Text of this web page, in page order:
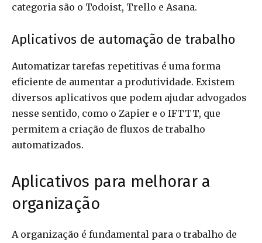
categoria são o Todoist, Trello e Asana.
Aplicativos de automação de trabalho
Automatizar tarefas repetitivas é uma forma
eficiente de aumentar a produtividade. Existem
diversos aplicativos que podem ajudar advogados
nesse sentido, como o Zapier e o IFTTT, que
permitem a criação de fluxos de trabalho
automatizados.
Aplicativos para melhorar a
organização
A organização é fundamental para o trabalho de